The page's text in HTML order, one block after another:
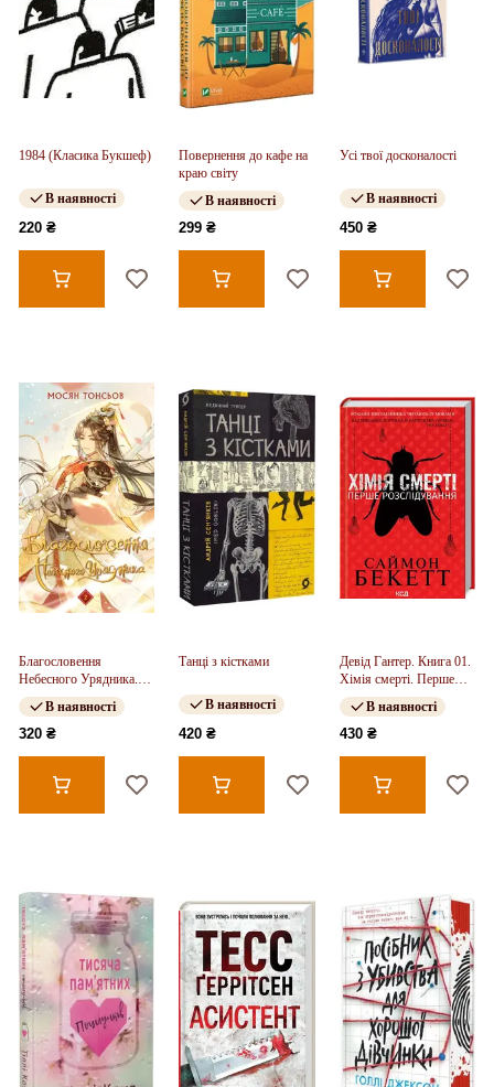
1984 (Класика Букшеф)
В наявності
220 ₴
Повернення до кафе на
краю світу
В наявності
299 ₴
Усі твої досконалості
В наявності
450 ₴
Благословення
Небесного Урядника.
Том 2
В наявності
320 ₴
Танці з кістками
В наявності
420 ₴
Девід Гантер. Книга 01.
Хімія смерті. Перше
розслідування
В наявності
430 ₴